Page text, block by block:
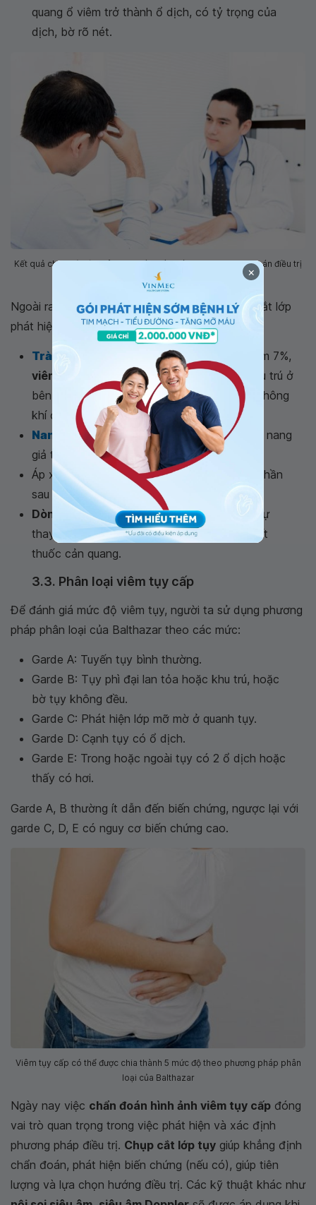
quang ổ viêm trở thành ổ dịch, có tỷ trọng của
dịch, bờ rõ nét.
Kết quả chụp cắt lớp viêm tụy cấp giúp bác sĩ đưa ra phương án điều trị
bệnh phù hợp
Ngoài ra còn xác địnhviêm tụy cấpnếu chụp cắt lớp
phát hiện thấy những biến chứng:
Tràn dịch màng phổi
: tỷ lệ cổ trướng chiếm 7%,
viêm tụy cấp
thể nặng sẽ thấy tràn dịch khu trú ở
bên trái hoặc cả hai bên. Có thể bị rối loạn thông
khí đáy phổi.
Nang giả tụy : là những tổn thương có dạng nang
giả tuyến tụy.
Áp xe không đồng tỷ trọng, bắt thuốc một phần
sau khi tiêm thuốc, thấy có khí ở trong khối.
Dòng hoại tử xa tụy: thấy hội chứng khối, sự
thay đổi tỷ trọng của dịch, không hoặc bắt ít
thuốc cản quang.
3.3. Phân loại viêm tụy cấp
Để đánh giá mức độ viêm tụy, người ta sử dụng phương
pháp phân loại của Balthazar theo các mức:
Garde A: Tuyến tụy bình thường.
Garde B: Tụy phì đại lan tỏa hoặc khu trú, hoặc
bờ tụy không đều.
Garde C: Phát hiện lớp mỡ mờ ở quanh tụy.
Garde D: Cạnh tụy có ổ dịch.
Garde E: Trong hoặc ngoài tụy có 2 ổ dịch hoặc
thấy có hơi.
Garde A, B thường ít dẫn đến biến chứng, ngược lại với
garde C, D, E có nguy cơ biến chứng cao.
Viêm tụy cấp có thể được chia thành 5 mức độ theo phương pháp phân
loại của Balthazar
Ngày nay việc chẩn đoán hình ảnh viêm tụy cấp đóng
vai trò quan trọng trong việc phát hiện và xác định
phương pháp điều trị. Chụp cắt lớp tụy giúp khẳng định
chẩn đoán, phát hiện biến chứng (nếu có), giúp tiên
lượng và lựa chọn hướng điều trị. Các kỹ thuật khác như
×